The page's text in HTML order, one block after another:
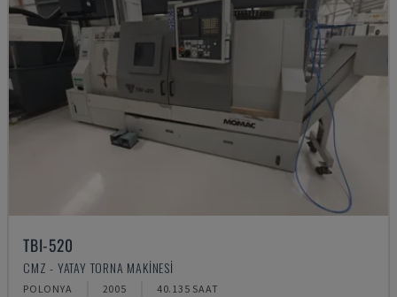
TBI-520
CMZ - YATAY TORNA MAKINESI
POLONYA 2005 40.135 SAAT